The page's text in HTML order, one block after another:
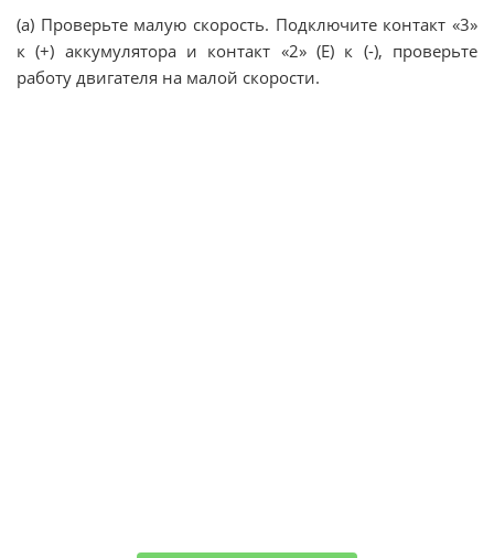
(a) Проверьте малую скорость. Подключите контакт «3»
к (+) аккумулятора и контакт «2» (E) к (-), проверьте
работу двигателя на малой скорости.